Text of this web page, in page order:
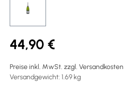
44,90 €
Preise inkl. MwSt. zzgl. Versandkosten
Versandgewicht: 1.69 kg